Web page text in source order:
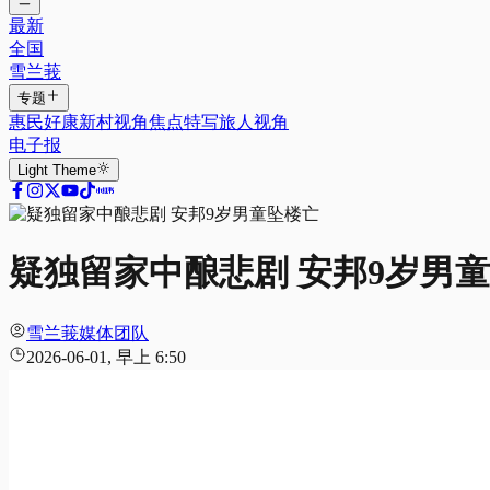
最新
全国
雪兰莪
专题
惠民好康新村视角焦点特写旅人视角
电子报
Light Theme
疑独留家中酿悲剧 安邦9岁男
雪兰莪媒体团队
2026-06-01, 早上 6:50